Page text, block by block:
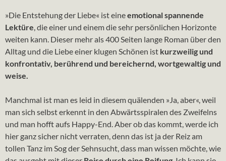
»Die Entstehung der Liebe« ist eineemotional spannende
Lektüre, die einer und einem die sehr persönlichen Horizonte
weiten kann. Dieser mehr als 400 Seiten lange Roman über den
Alltag und die Liebe einer klugen Schönen ist kurzweilig und
konfrontativ, berührend und bereichernd, wortgewaltig und
weise.
Manchmal ist man es leid in diesem quälenden »Ja, aber«, weil
man sich selbst erkennt in den Abwärtsspiralen des Zweifelns
und man hofft aufs Happy-End. Aber ob das kommt, werde ich
hier ganz sicher nicht verraten, denn das ist ja der Reiz am
tollen Tanz im Sog der Sehnsucht, dass man wissen möchte, wie